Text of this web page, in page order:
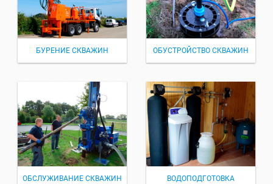
БУРЕНИЕ СКВАЖИН ОБУСТРОЙСТВО СКВАЖИН
ОБСЛУЖИВАНИЕ СКВАЖИН ВОДОПОДГОТОВКА